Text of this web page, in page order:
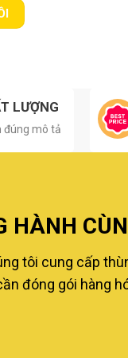
LƯỢNG
đúng mô tả
HÀNH
tôi cung cấp
đóng gói hàng